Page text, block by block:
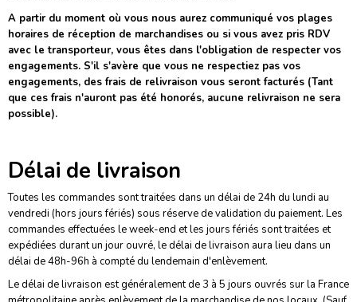
A partir du moment où vous nous aurez communiqué vos plages
horaires de réception de marchandises ou si vous avez pris RDV
avec le transporteur, vous êtes dans l'obligation de respecter vos
engagements. S'il s'avère que vous ne respectiez pas vos
engagements, des frais de relivraison vous seront facturés (Tant
que ces frais n'auront pas été honorés, aucune relivraison ne sera
possible).
Délai de livraison
Toutes les commandes sont traitées dans un délai de 24h du lundi au
vendredi (hors jours fériés) sous réserve de validation du paiement. Les
commandes effectuées le week-end et les jours fériés sont traitées et
expédiées durant un jour ouvré, le délai de livraison aura lieu dans un
délai de 48h-96h à compté du lendemain d'enlèvement.
Le délai de livraison est généralement de 3 à 5 jours ouvrés sur la France